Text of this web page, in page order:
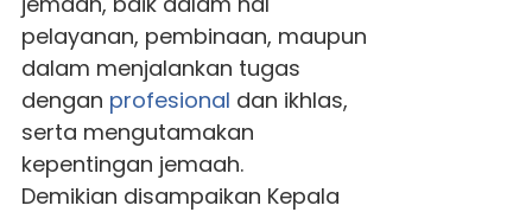
pelayanan, pembinaan, maupun
dalam menjalankan tugas
dengan profesional dan ikhlas,
serta mengutamakan
kepentingan jemaah.
Demikian disampaikan Kepala